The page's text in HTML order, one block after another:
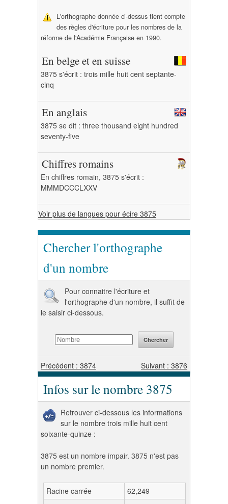
L'orthographe donnée ci-dessus tient compte
des règles d'écriture pour les nombres de la
réforme de l'Académie Française en 1990.
En belge et en suisse
3875 s'écrit : trois mille huit cent septante-
cinq
En anglais
3875 se dit : three thousand eight hundred
seventy-five
Chiffres romains
En chiffres romain, 3875 s'écrit :
MMMDCCCLXXV
Voir plus de langues pour écire 3875
Chercher l'orthographe
d'un nombre
Pour connaitre l'écriture et
l'orthographe d'un nombre, il suffit de
le saisir ci-dessous.
Précédent : 3874 Suivant : 3876
Infos sur le nombre 3875
Retrouver ci-dessous les informations
sur le nombre trois mille huit cent
soixante-quinze :
3875 est un nombre impair. 3875 n'est pas
un nombre premier.
Racine carrée
62,249